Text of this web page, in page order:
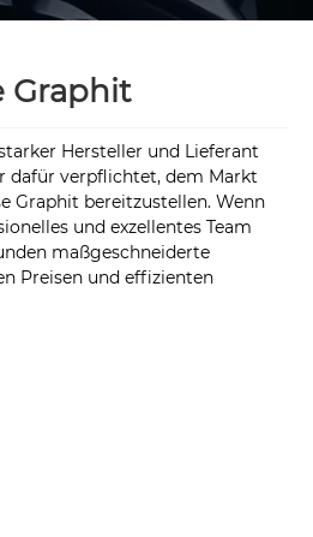
Graphit
Hersteller und Lieferant
dafür verpflichtet, dem Markt
Graphit bereitzustellen. Wenn
und exzellentes Team
maßgeschneiderte
Preisen und effizienten